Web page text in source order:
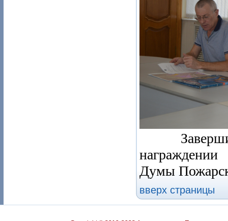
Думы
вверх страницы